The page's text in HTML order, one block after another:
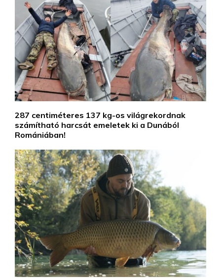
287 centiméteres 137 kg-os világrekordnak
számítható harcsát emeletek ki a Dunából
Romániában!